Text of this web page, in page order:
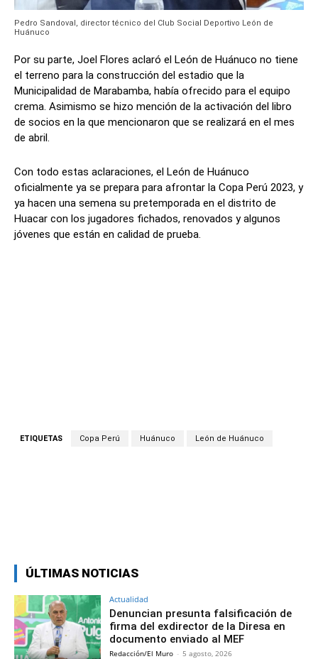
Pedro Sandoval, director técnico del Club Social Deportivo León de
Huánuco
Por su parte, Joel Flores aclaró el León de Huánuco no tiene
el terreno para la construcción del estadio que la
Municipalidad de Marabamba, había ofrecido para el equipo
crema. Asimismo se hizo mención de la activación del libro
de socios en la que mencionaron que se realizará en el mes
de abril.
Con todo estas aclaraciones, el León de Huánuco
oficialmente ya se prepara para afrontar la Copa Perú 2023, y
ya hacen una semena su pretemporada en el distrito de
Huacar con los jugadores fichados, renovados y algunos
jóvenes que están en calidad de prueba.
ETIQUETAS Copa Perú Huánuco León de Huánuco
ÚLTIMAS NOTICIAS
Actualidad
Denuncian presunta falsificación de
firma del exdirector de la Diresa en
documento enviado al MEF
Redacción/El Muro - 5 agosto, 2026